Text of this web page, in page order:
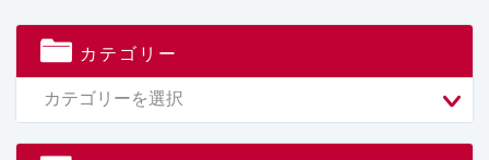
カテゴリー